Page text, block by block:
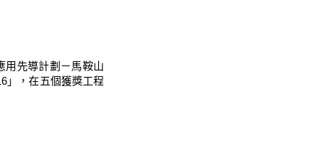
用先導計劃－馬鞍山
」，在五個獲獎工程